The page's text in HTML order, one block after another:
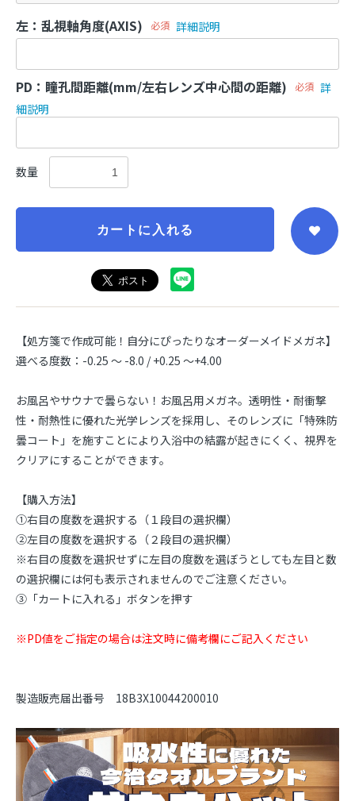
左：乱視軸角度(AXIS) 必須 詳細説明
PD：瞳孔間距離(mm/左右レンズ中心間の距離) 必須 詳
細説明
数量
カートに入れる
【処方箋で作成可能！自分にぴったりなオーダーメイドメガネ】
選べる度数：-0.25 ～ -8.0 / +0.25 ～+4.00
お風呂やサウナで曇らない！お風呂用メガネ。透明性・耐衝撃
性・耐熱性に優れた光学レンズを採用し、そのレンズに「特殊防
曇コート」を施すことにより入浴中の結露が起きにくく、視界を
クリアにすることができます。
【購入方法】
➀右目の度数を選択する（１段目の選択欄）
➁左目の度数を選択する（２段目の選択欄）
※右目の度数を選択せずに左目の度数を選ぼうとしても左目と数
の選択欄には何も表示されませんのでご注意ください。
③「カートに入れる」ボタンを押す
※PD値をご指定の場合は注文時に備考欄にご記入ください
製造販売届出番号 18B3X10044200010